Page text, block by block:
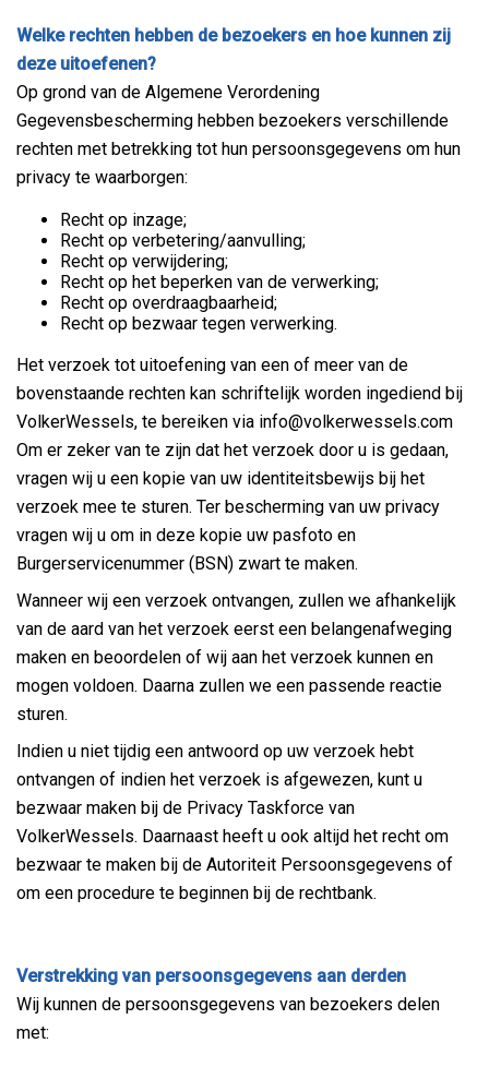
Welke rechten hebben de bezoekers en hoe kunnen zij
deze uitoefenen?
Op grond van de Algemene Verordening
Gegevensbescherming hebben bezoekers verschillende
rechten met betrekking tot hun persoonsgegevens om hun
privacy te waarborgen:
Recht op inzage;
Recht op verbetering/aanvulling;
Recht op verwijdering;
Recht op het beperken van de verwerking;
Recht op overdraagbaarheid;
Recht op bezwaar tegen verwerking.
Het verzoek tot uitoefening van een of meer van de
bovenstaande rechten kan schriftelijk worden ingediend bij
VolkerWessels, te bereiken via info@volkerwessels.com
Om er zeker van te zijn dat het verzoek door u is gedaan,
vragen wij u een kopie van uw identiteitsbewijs bij het
verzoek mee te sturen. Ter bescherming van uw privacy
vragen wij u om in deze kopie uw pasfoto en
Burgerservicenummer (BSN) zwart te maken.
Wanneer wij een verzoek ontvangen, zullen we afhankelijk
van de aard van het verzoek eerst een belangenafweging
maken en beoordelen of wij aan het verzoek kunnen en
mogen voldoen. Daarna zullen we een passende reactie
sturen.
Indien u niet tijdig een antwoord op uw verzoek hebt
ontvangen of indien het verzoek is afgewezen, kunt u
bezwaar maken bij de Privacy Taskforce van
VolkerWessels. Daarnaast heeft u ook altijd het recht om
bezwaar te maken bij de Autoriteit Persoonsgegevens of
om een procedure te beginnen bij de rechtbank.
Verstrekking van persoonsgegevens aan derden
Wij kunnen de persoonsgegevens van bezoekers delen
met: